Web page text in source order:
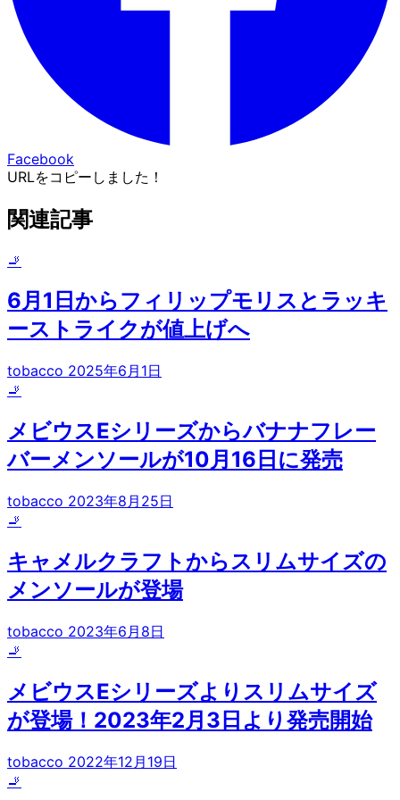
Facebook
URLをコピーしました！
関連記事
🚬
6月1日からフィリップモリスとラッキ
ーストライクが値上げへ
tobacco 2025年6月1日
🚬
メビウスEシリーズからバナナフレー
バーメンソールが10月16日に発売
tobacco 2023年8月25日
🚬
キャメルクラフトからスリムサイズの
メンソールが登場
tobacco 2023年6月8日
🚬
メビウスEシリーズよりスリムサイズ
が登場！2023年2月3日より発売開始
tobacco 2022年12月19日
🚬